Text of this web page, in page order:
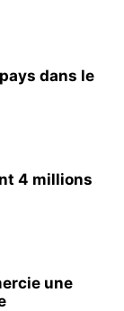
dans le
4 millions
une